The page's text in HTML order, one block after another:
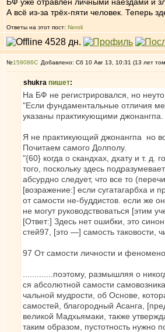
А всё из-за трёх-пяти человек. Теперь
Ответы на этот пост: Neroli
№159086 Добавлено: Сб 10 Авг 13, 10:31 (13 лет
shukra пишет:
На БФ не регистрировался, но
"Если фундаментальные отличия
указаны практикующими джонангпа.
Я не практикующий джонангпа но
Почитаем самого Долполу.
"{60} когда о скандхах, дхату и т. д.
того, поскольку здесь
абсурдно следует, что все то
[возражение:] если сугатагарбха и
от самости не-буддистов. если же
не могут руководствоваться [этим
[Ответ:] Здесь нет ошибки, это
стей97, [это —] самость таковости,
97 От самости личности и
.............поэтому, размышляя о
ся абсолютной самости
чальной мудрости, об Основе,
самостей, благородный Асанга,
великой Мадхьямаки, также
таким образом, пустотность нужно